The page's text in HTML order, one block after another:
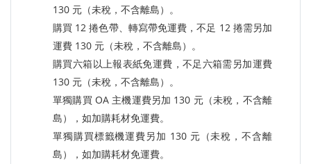
130 元（未稅，不含離島）。
購買 12 捲色帶、轉寫帶免運費，不足 12 捲需另加
運費 130 元（未稅，不含離島）。
購買六箱以上報表紙免運費，不足六箱需另加運費
130 元（未稅，不含離島）。
單獨購買 OA 主機運費另加 130 元（未稅，不含離
島），如加購耗材免運費。
單獨購買標籤機運費另加 130 元（未稅，不含離
島），如加購耗材免運費。